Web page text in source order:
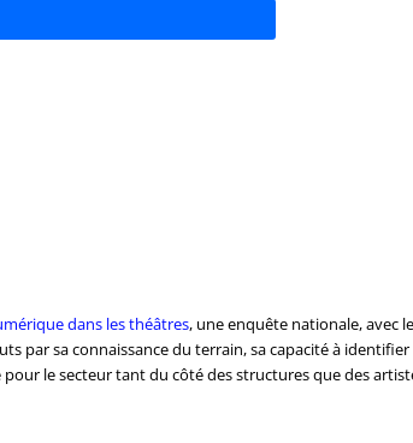
dans les théâtres, une enquête nationale, avec
par sa connaissance du terrain, sa capacité à
le secteur tant du côté des structures que des